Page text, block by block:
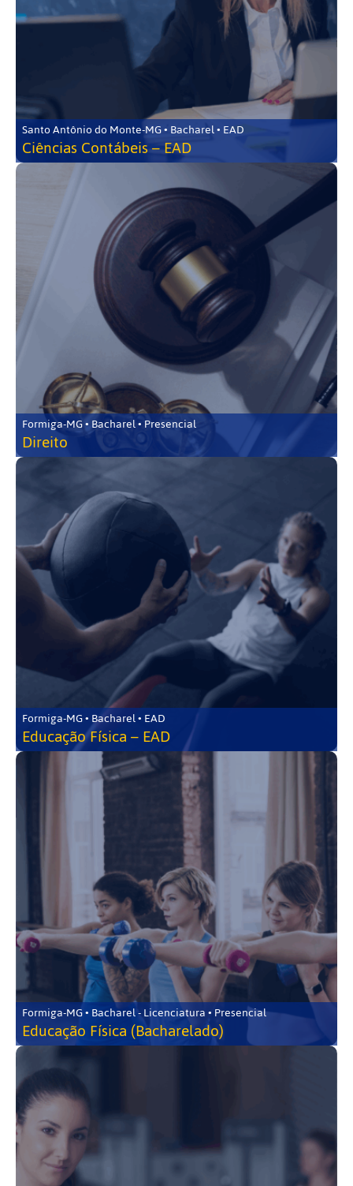
Santo Antônio do Monte-MG • Bacharel • EAD
Ciências Contábeis – EAD
Formiga-MG • Bacharel • Presencial
Direito
Formiga-MG • Bacharel • EAD
Educação Física – EAD
Formiga-MG • Bacharel - Licenciatura • Presencial
Educação Física (Bacharelado)